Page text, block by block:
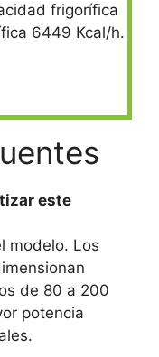
frigorífica
6449 Kcal/h.
este
modelo. Los
de 80 a 200
potencia